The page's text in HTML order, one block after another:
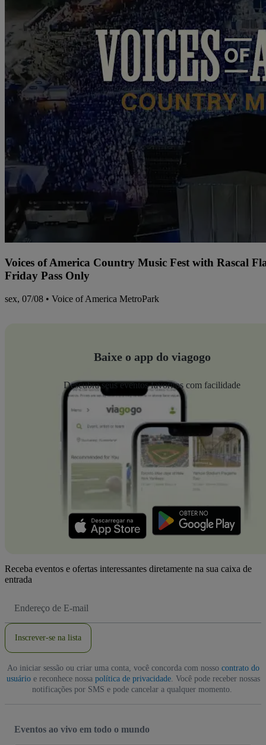
Voices of America Country Music Fest with Rascal
Friday Pass Only
sex, 07/08 • Voice of America MetroPark
Baixe o app do viagogo
Descubra seus eventos favoritos com facilidade
Receba eventos e ofertas interessantes diretamente na sua caixa de
entrada
de
Inscrever-se na lista
Ao iniciar sessão ou criar uma conta, você concorda com nosso contrato do
usuárioe reconhece nossa política de privacidade. Você pode receber nossas
notificações por SMS e pode cancelar a qualquer momento.
Eventos ao vivo em todo o mundo